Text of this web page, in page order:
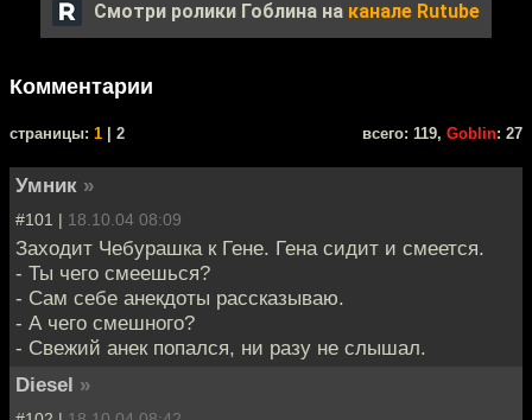
Смотри ролики Гоблина на канале Rutube
Комментарии
cтраницы: 1 | 2 всего: 119, Goblin: 27
Умник »
#101 | 18.10.04 08:09
Заходит Чебурашка к Гене. Гена сидит и смеется.
- Ты чего смеешься?
- Сам себе анекдоты рассказываю.
- А чего смешного?
- Свежий анек попался, ни разу не слышал.
Diesel »